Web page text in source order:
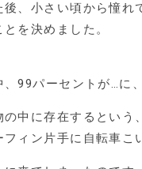
、小さい頃から憧
を決めました。
99パーセントが…に
中に存在するという
ィン片手に自転車こ